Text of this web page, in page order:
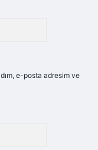
e-posta adresim ve